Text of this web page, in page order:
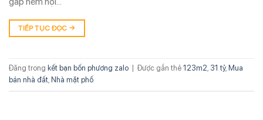
TIẾP TỤC ĐỌC →
Đăng trong kết bạn bốn phương zalo Được gắn thẻ 123m2 31 tỷ, Mua
bán nhà đất Nhà mặt phố